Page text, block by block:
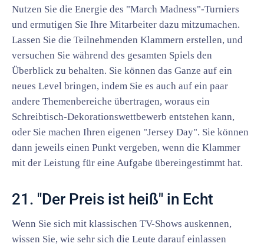
Nutzen Sie die Energie des "March Madness"-Turniers
und ermutigen Sie Ihre Mitarbeiter dazu mitzumachen.
Lassen Sie die Teilnehmenden Klammern erstellen, und
versuchen Sie während des gesamten Spiels den
Überblick zu behalten. Sie können das Ganze auf ein
neues Level bringen, indem Sie es auch auf ein paar
andere Themenbereiche übertragen, woraus ein
Schreibtisch-Dekorationswettbewerb entstehen kann,
oder Sie machen Ihren eigenen "Jersey Day". Sie können
dann jeweils einen Punkt vergeben, wenn die Klammer
mit der Leistung für eine Aufgabe übereingestimmt hat.
21. "Der Preis ist heiß" in Echt
Wenn Sie sich mit klassischen TV-Shows auskennen,
wissen Sie, wie sehr sich die Leute darauf einlassen